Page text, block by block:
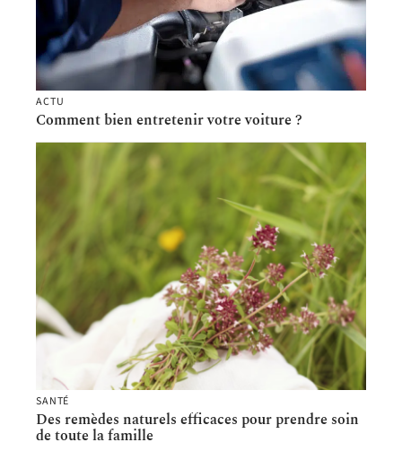
ACTU
Comment bien entretenir votre voiture ?
SANTÉ
Des remèdes naturels efficaces pour prendre soin
de toute la famille